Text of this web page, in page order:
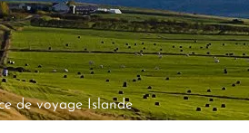
de voyage Islande